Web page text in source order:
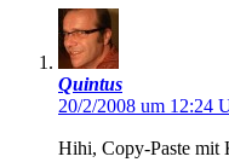
Quintus
20/2/2008 um 12:24
Hihi, Copy-Paste mit